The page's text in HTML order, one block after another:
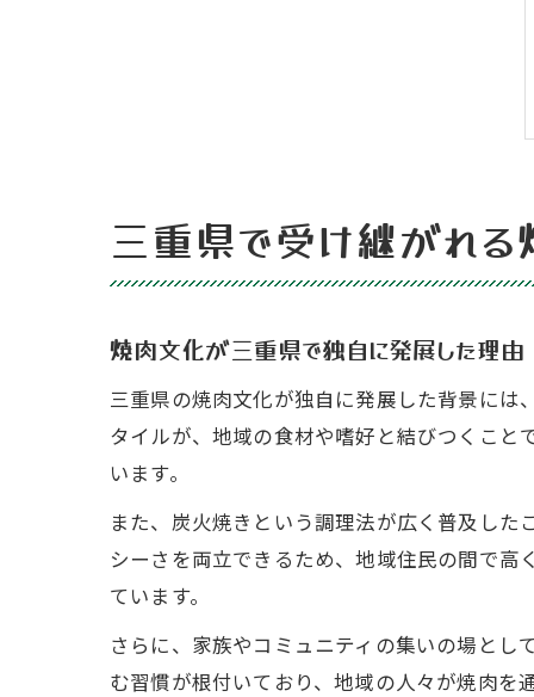
三重県で受け継がれ
焼肉文化が三重県で独自に発展した理由
三重県の焼肉文化が独自に発展した背景には
タイルが、地域の食材や嗜好と結びつくこ
います。
また、炭火焼きという調理法が広く普及し
シーさを両立できるため、地域住民の間で
ています。
さらに、家族やコミュニティの集いの場と
む習慣が根付いており、地域の人々が焼肉を